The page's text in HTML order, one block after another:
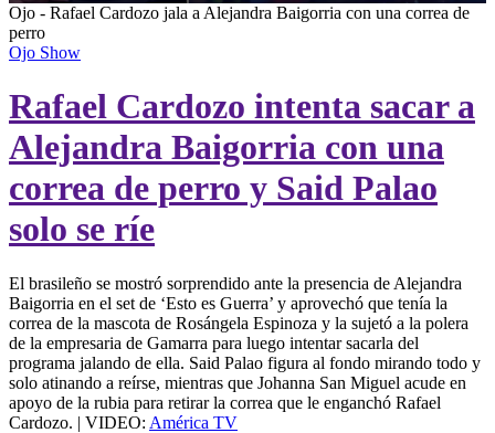
0
seconds
of
46
Ojo - Rafael Cardozo jala a Alejandra Baigorria con una correa de
perro
Ojo Show
Rafael Cardozo intenta sacar a
Alejandra Baigorria con una
correa de perro y Said Palao
solo se ríe
El brasileño se mostró sorprendido ante la presencia de Alejandra
Baigorria en el set de ‘Esto es Guerra’ y aprovechó que tenía la
correa de la mascota de Rosángela Espinoza y la sujetó a la polera
de la empresaria de Gamarra para luego intentar sacarla del
programa jalando de ella. Said Palao figura al fondo mirando todo y
solo atinando a reírse, mientras que Johanna San Miguel acude en
apoyo de la rubia para retirar la correa que le enganchó Rafael
Cardozo. | VIDEO: América TV